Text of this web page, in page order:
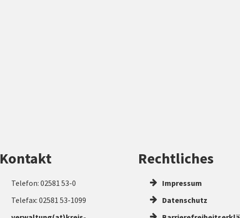
Kontakt
Telefon: 02581 53-0
Telefax: 02581 53-1099
Rechtliches
Impressum
Datenschutz